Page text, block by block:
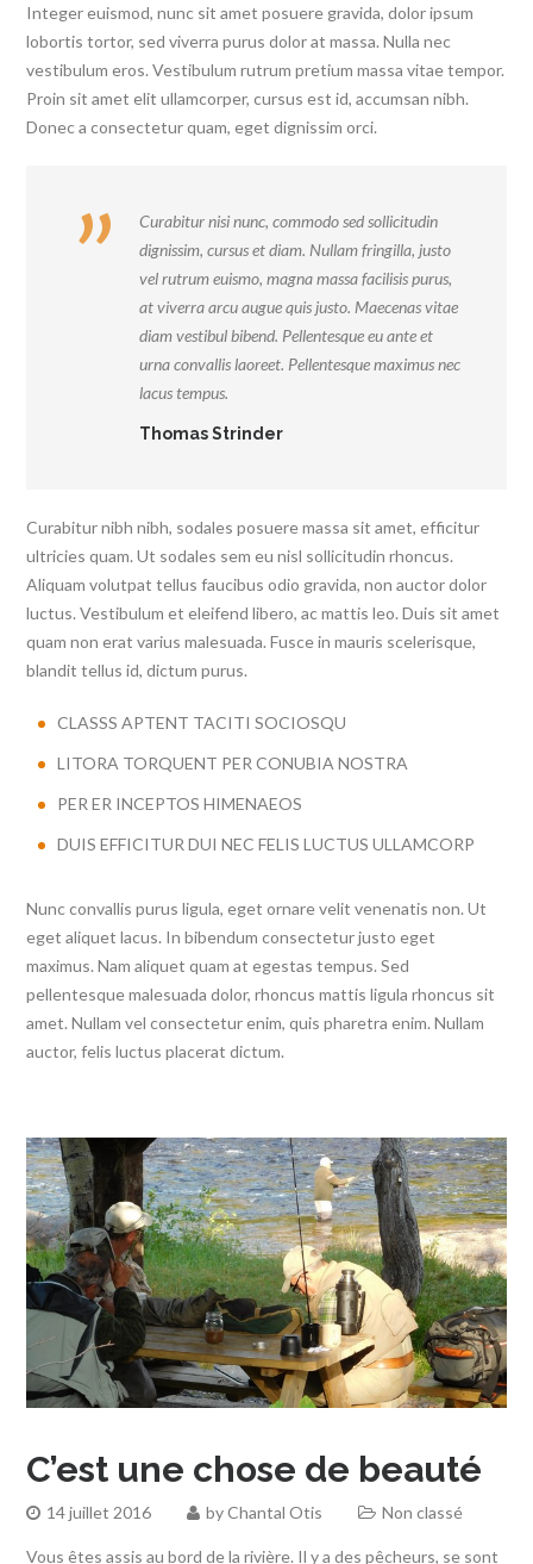
Integer euismod, nunc sit amet posuere gravida, dolor ipsum
lobortis tortor, sed viverra purus dolor at massa. Nulla nec
vestibulum eros. Vestibulum rutrum pretium massa vitae tempor.
Proin sit amet elit ullamcorper, cursus est id, accumsan nibh.
Donec a consectetur quam, eget dignissim orci.
Curabitur nisi nunc, commodo sed sollicitudin
dignissim, cursus et diam. Nullam fringilla, justo
vel rutrum euismo, magna massa facilisis purus,
at viverra arcu augue quis justo. Maecenas vitae
diam vestibul bibend. Pellentesque eu ante et
urna convallis laoreet. Pellentesque maximus nec
lacus tempus.
Thomas Strinder
Curabitur nibh nibh, sodales posuere massa sit amet, efficitur
ultricies quam. Ut sodales sem eu nisl sollicitudin rhoncus.
Aliquam volutpat tellus faucibus odio gravida, non auctor dolor
luctus. Vestibulum et eleifend libero, ac mattis leo. Duis sit amet
quam non erat varius malesuada. Fusce in mauris scelerisque,
blandit tellus id, dictum purus.
CLASSS APTENT TACITI SOCIOSQU
LITORA TORQUENT PER CONUBIA NOSTRA
PER ER INCEPTOS HIMENAEOS
DUIS EFFICITUR DUI NEC FELIS LUCTUS ULLAMCORP
Nunc convallis purus ligula, eget ornare velit venenatis non. Ut
eget aliquet lacus. In bibendum consectetur justo eget
maximus. Nam aliquet quam at egestas tempus. Sed
pellentesque malesuada dolor, rhoncus mattis ligula rhoncus sit
amet. Nullam vel consectetur enim, quis pharetra enim. Nullam
auctor, felis luctus placerat dictum.
C’est une chose de beauté
14 juillet 2016 byChantal Otis Non classé
Vous êtes assis au bord de la rivière. Il y a des pêcheurs, se sont